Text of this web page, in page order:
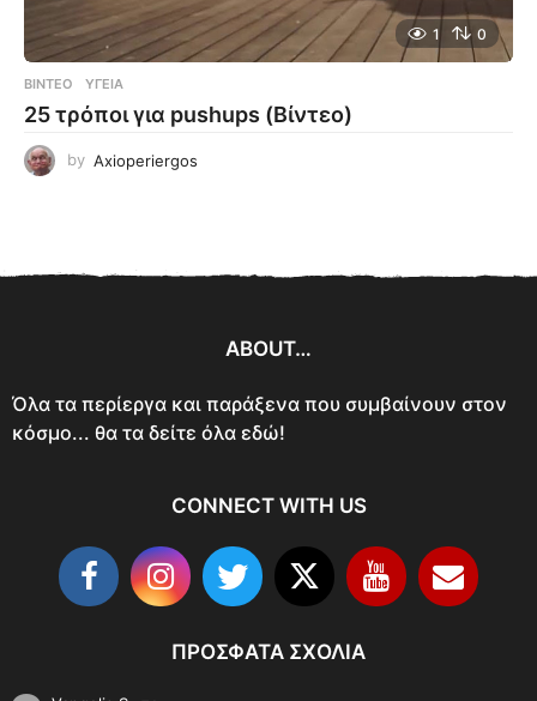
1 0
ΒΊΝΤΕΟ ΥΓΕΊΑ
25 τρόποι για pushups (Βίντεο)
by Axioperiergos
ABOUT…
Όλα τα περίεργα και παράξενα που συμβαίνουν στον
κόσμο... θα τα δείτε όλα εδώ!
CONNECT WITH US
ΠΡΌΣΦΑΤΑ ΣΧΌΛΙΑ